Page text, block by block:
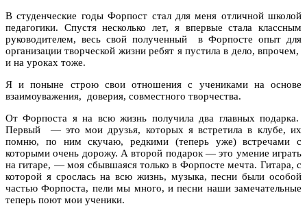
В студенческие годы Форпост стал для меня отличной школой
педагогики. Спустя несколько лет, я впервые стала классным
руководителем, весь свой полученный
в Форпосте опыт для
организации творческой жизни ребят я пустила в дело, впрочем,
и на уроках тоже.
Я и поныне строю свои отношения с учениками на основе
взаимоуважения,
доверия, совместного творчества.
От Форпоста я на всю жизнь получила два главных подарка.
Первый
— это мои друзья, которых я встретила в клубе, их
помню, по ним скучаю, редкими (теперь уже) встречами с
которыми очень дорожу. А второй подарок — это умение играть
на гитаре, — моя сбывшаяся только в Форпосте мечта. Гитара, с
которой я срослась на всю жизнь, музыка, песни были особой
частью Форпоста, пели мы много, и песни наши замечательные
теперь поют мои ученики.